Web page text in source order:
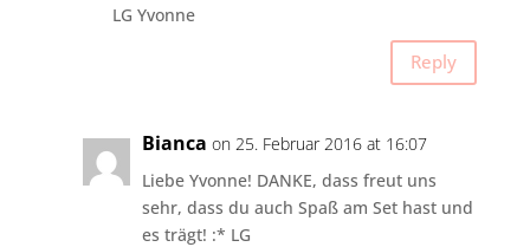
LG Yvonne
Reply
Bianca on 25. Februar 2016 at 16:07
Liebe Yvonne! DANKE, dass freut uns
sehr, dass du auch Spaß am Set hast und
es trägt! :* LG